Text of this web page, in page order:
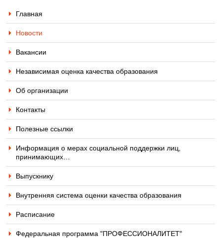
Главная
Новости
Вакансии
Независимая оценка качества образования
Об организации
Контакты
Полезные ссылки
Информация о мерах социальной поддержки лиц,
принимающих…
Выпускнику
Внутренняя система оценки качества образования
Расписание
Федеральная программа "ПРОФЕССИОНАЛИТЕТ"